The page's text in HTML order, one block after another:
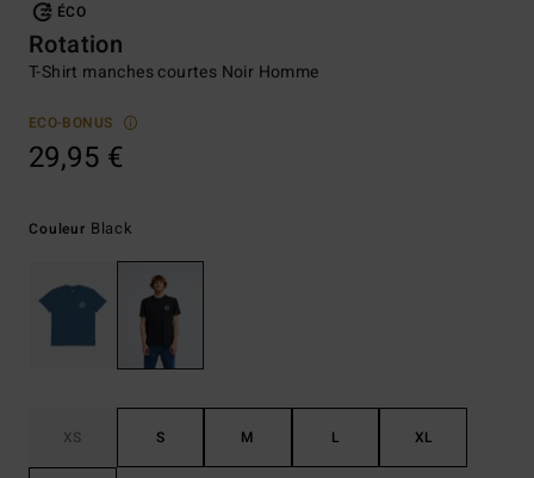
ÉCO
Rotation
T-Shirt manches courtes Noir Homme
ECO-BONUS
29,95 €
Couleur Black
XS S M L XL